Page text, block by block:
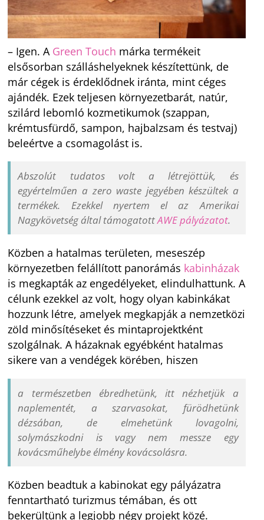
– Igen. A Green Touch márka termékeit
elsősorban szálláshelyeknek készítettünk, de
már cégek is érdeklődnek iránta, mint céges
ajándék. Ezek teljesen környezetbarát, natúr,
szilárd lebomló kozmetikumok (szappan,
krémtusfürdő, sampon, hajbalzsam és testvaj)
beleértve a csomagolást is.
Abszolút tudatos volt a létrejöttük, és
egyértelműen a zero waste jegyében készültek a
termékek. Ezekkel nyertem el az Amerikai
Nagykövetség által támogatottAWE pályázatot.
Közben a hatalmas területen, meseszép
környezetben felállított panorámás kabinházak
is megkapták az engedélyeket, elindulhattunk. A
célunk ezekkel az volt, hogy olyan kabinkákat
hozzunk létre, amelyek megkapják a nemzetközi
zöld minősítéseket és mintaprojektként
szolgálnak. A házaknak egyébként hatalmas
sikere van a vendégek körében, hiszen
a természetben ébredhetünk, itt nézhetjük a
naplementét, a szarvasokat, fürödhetünk
dézsában, de elmehetünk lovagolni,
solymászkodni is vagy nem messze egy
kovácsműhelybe élmény kovácsolásra.
Közben beadtuk a kabinokat egy pályázatra
fenntartható turizmus témában, és ott
bekerültünk a legjobb négy projekt közé.